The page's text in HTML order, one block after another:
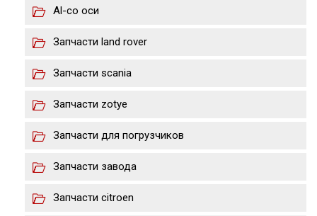
Al-co оси
Запчасти land rover
Запчасти scania
Запчасти zotye
Запчасти для погрузчиков
Запчасти завода
Запчасти citroen